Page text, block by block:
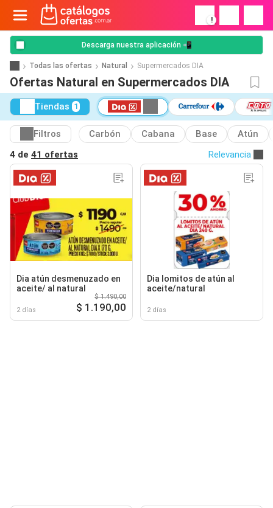
!
Descarga nuestra aplicación 📲
Todas las ofertas Natural Supermercados DIA
Ofertas Natural en Supermercados DIA
Tiendas 1
Filtros Carbón Cabana Base
Atún
4 de 41 ofertas Relevancia
Dia atún desmenuzado en
aceite/ al natural
2 días
$ 1.490,00
$ 1.190,00
Dia lomitos de atún al
aceite/natural
2 días